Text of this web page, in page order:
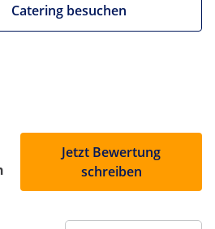
Catering besuchen
Jetzt Bewertung
schreiben